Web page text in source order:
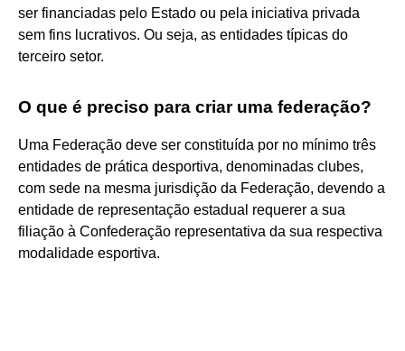
ser financiadas pelo Estado ou pela iniciativa privada
sem fins lucrativos. Ou seja, as entidades típicas do
terceiro setor.
O que é preciso para criar uma federação?
Uma Federação deve ser constituída por no mínimo três
entidades de prática desportiva, denominadas clubes,
com sede na mesma jurisdição da Federação, devendo a
entidade de representação estadual requerer a sua
filiação à Confederação representativa da sua respectiva
modalidade esportiva.